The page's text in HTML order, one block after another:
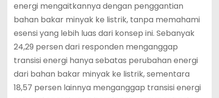
energi mengaitkannya dengan penggantian
bahan bakar minyak ke listrik, tanpa memahami
esensi yang lebih luas dari konsep ini. Sebanyak
24,29 persen dari responden menganggap
transisi energi hanya sebatas perubahan energi
dari bahan bakar minyak ke listrik, sementara
18,57 persen lainnya menganggap transisi energi